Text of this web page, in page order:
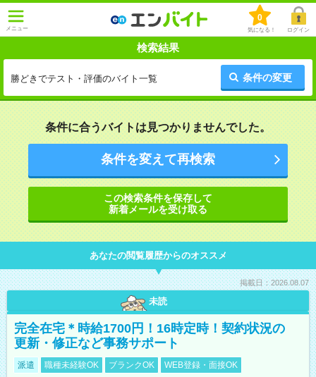
メニュー
0
気になる！ ログイン
検索結果
勝どきでテスト・評価のバイト一覧 条件の変更
条件に合うバイトは見つかりませんでした。
条件を変えて再検索
この検索条件を保存して
新着メールを受け取る
あなたの閲覧履歴からのオススメ
掲載日：2026.08.07
未読
完全在宅＊時給1700円！16時定時！契約状況の
更新・修正など事務サポート
派遣 職種未経験OK ブランクOK WEB登録・面接OK